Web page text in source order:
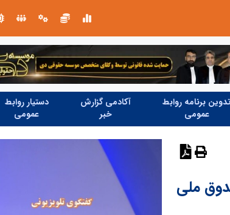
روایت تصویری از خدمت در مسیر اربعین حسینی
تدوین برنامه روابط
عمومی
آکادمی گزارش
خبر
دستیار روابط
عمومی
ملی